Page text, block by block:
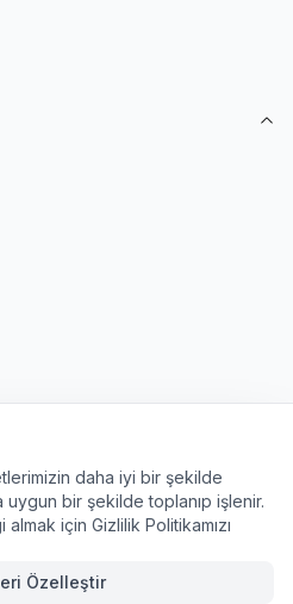
daha iyi bir şekilde
uygun bir şekilde toplanıp işlenir.
için Gizlilik Politikamızı
Özelleştir